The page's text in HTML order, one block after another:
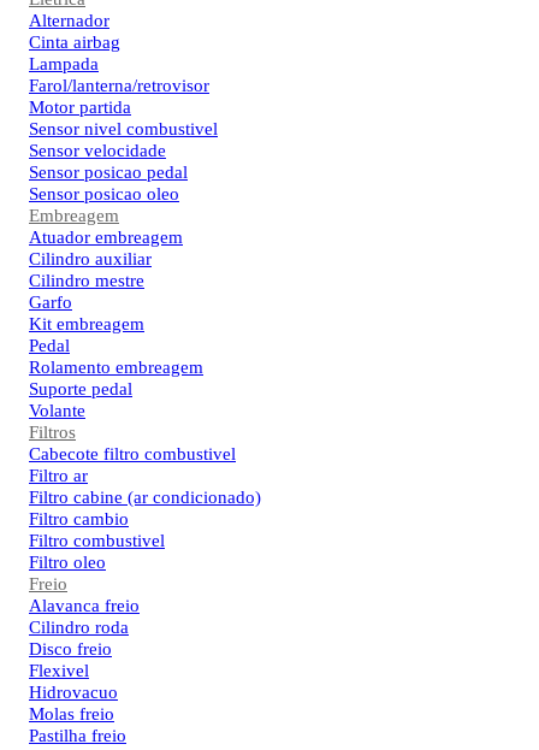
Alternador
Cinta airbag
Lampada
Farol/lanterna/retrovisor
Motor partida
Sensor nivel combustivel
Sensor velocidade
Sensor posicao pedal
Sensor posicao oleo
Embreagem
Atuador embreagem
Cilindro auxiliar
Cilindro mestre
Garfo
Kit embreagem
Pedal
Rolamento embreagem
Suporte pedal
Volante
Filtros
Cabecote filtro combustivel
Filtro ar
Filtro cabine (ar condicionado)
Filtro cambio
Filtro combustivel
Filtro oleo
Freio
Alavanca freio
Cilindro roda
Disco freio
Flexivel
Hidrovacuo
Molas freio
Pastilha freio